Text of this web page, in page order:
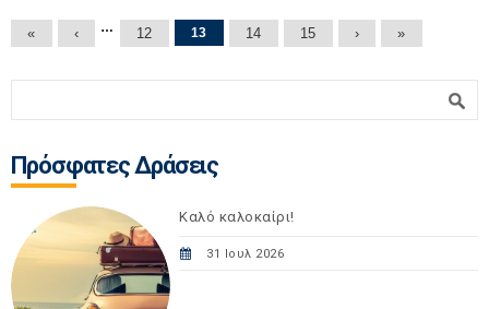
Σελίδες
« ‹ … 12 13 14 15 › »
Πρόσφατες Δράσεις
Καλό καλοκαίρι!
31 Ιουλ 2026